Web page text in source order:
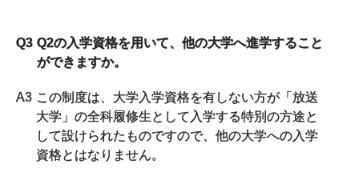
Q3 Q2の入学資格を用いて、他の大学へ進学すること
ができますか。
A3 この制度は、大学入学資格を有しない方が「放送
大学」の全科履修生として入学する特別の方途と
して設けられたものですので、他の大学への入学
資格とはなりません。